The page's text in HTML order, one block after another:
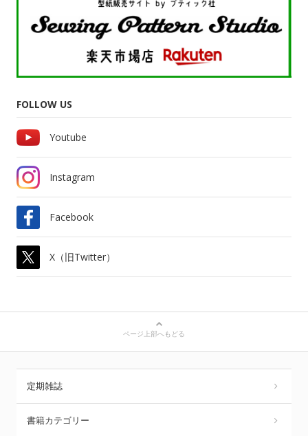
FOLLOW US
Youtube
Instagram
Facebook
X（旧Twitter）
ページ上部へもどる
定期雑誌
書籍カテゴリー